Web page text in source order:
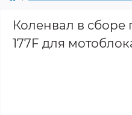
Коленвал в
177F для